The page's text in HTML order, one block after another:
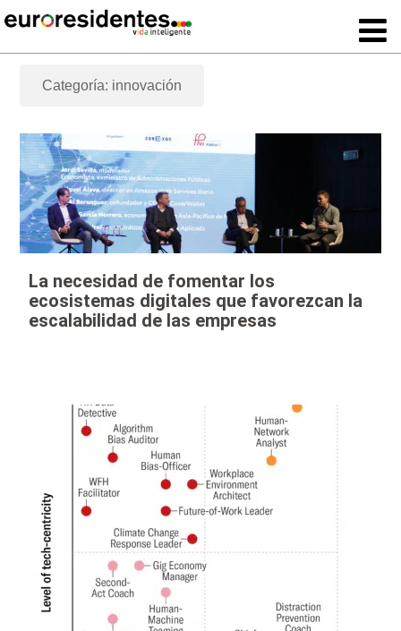
Categoría: innovación
La necesidad de fomentar los
ecosistemas digitales que favorezcan la
escalabilidad de las empresas